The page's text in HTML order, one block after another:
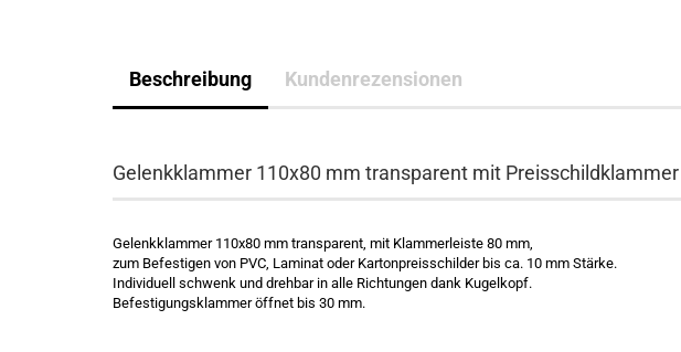
Beschreibung Kundenrezensionen
Gelenkklammer 110x80 mm transparent mit Preisschildklammer
Gelenkklammer 110x80 mm transparent, mit Klammerleiste 80 mm,
zum Befestigen von PVC, Laminat oder Kartonpreisschilder bis ca. 10 mm Stärke.
Individuell schwenk und drehbar in alle Richtungen dank Kugelkopf.
Befestigungsklammer öffnet bis 30 mm.